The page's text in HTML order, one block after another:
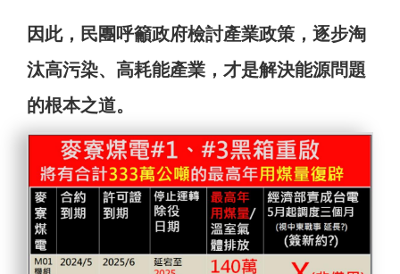
因此，民團呼籲政府檢討產業政策，逐步淘
汰高污染、高耗能產業，才是解決能源問題
的根本之道。